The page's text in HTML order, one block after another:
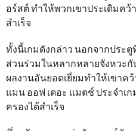
อร์สต์ ทำให้พวกเขาประเดิมค
สำเร็จ
ทั้งนี้เกมดังกล่าว นอกจากประ
ส่วนร่วมในหลากหลายจังหวะ
ผลงานอันยอดเยี่ยมทำให้เขาค
แมน ออฟ เดอะ แมตช์ ประจำเ
ครองได้สำเร็จ